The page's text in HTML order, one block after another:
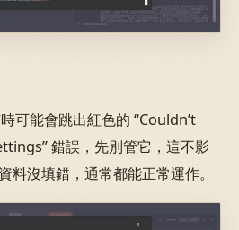
可能會跳出紅色的 “Couldn’t
錯誤，先別管它，這不影
料沒填錯，通常都能正常運作。